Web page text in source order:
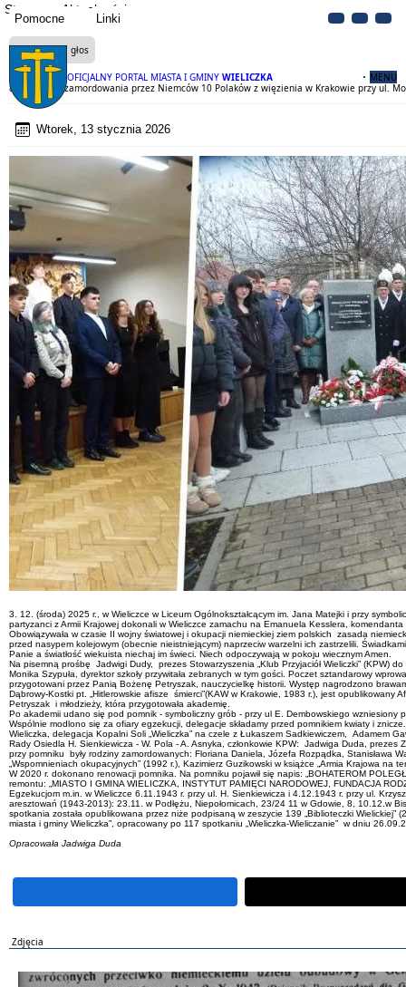
Pomocne Linki
OFICJALNY PORTAL MIASTA I GMINY WIELICZKA MENU
Strona Aktualności
Czytaj na głos
82. rocznica zamordowania przez Niemców 10 Polaków z więzienia w Krakowie przy ul.
Wtorek, 13 stycznia 2026
3. 12. (środa) 2025 r., w Wieliczce w Liceum Ogólnokształcącym im. Jana Matejki i przy
partyzanci z Armii Krajowej dokonali w Wieliczce zamachu na Emanuela Kesslera,
Obowiązywała w czasie II wojny światowej i okupacji niemieckiej ziem polskich zasada
przed nasypem kolejowym (obecnie nieistniejącym) naprzeciw warzelni ich zastrzelili.
Panie a światłość wiekuista niechaj im świeci. Niech odpoczywają w pokoju wiecznym Amen.
Na pisemną prośbę Jadwigi Dudy, prezes Stowarzyszenia „Klub Przyjaciół Wieliczki” (KPW)
Monika Szypuła, dyrektor szkoły przywitała zebranych w tym gości. Poczet sztandarowy
przygotowani przez Panią Bożenę Petryszak, nauczycielkę historii. Występ nagrodzono
Dąbrowy-Kostki pt. „Hitlerowskie afisze śmierci”(KAW w Krakowie, 1983 r.), jest
Petryszak i młodzieży, która przygotowała akademię.
Po akademii udano się pod pomnik - symboliczny grób - przy ul E. Dembowskiego wzniesiony
Wspólnie modlono się za ofiary egzekucji, delegacje składamy przed pomnikiem kwiaty i
Wieliczka, delegacja Kopalni Soli „Wieliczka” na czele z Łukaszem Sadkiewiczem, Adamem
Rady Osiedla H. Sienkiewicza - W. Pola - A. Asnyka, członkowie KPW: Jadwiga Duda,
przy pomniku były rodziny zamordowanych: Floriana Daniela, Józefa Rozpądka, Stanisława
„Wspomnieniach okupacyjnych” (1992 r.), Kazimierz Guzikowski w książce „Armia Krajowa na
W 2020 r. dokonano renowacji pomnika. Na pomniku pojawił się napis: „BOHATEROM
remontu: „MIASTO I GMINA WIELICZKA, INSTYTUT PAMIĘCI NARODOWEJ, FUNDACJA
Egzekucjom m.in. w Wieliczce 6.11.1943 r. przy ul. H. Sienkiewicza i 4.12.1943 r. przy ul.
aresztowań (1943-2013): 23.11. w Podłężu, Niepołomicach, 23/24 11 w Gdowie, 8, 10.12.w
spotkania została opublikowana przez niże podpisaną w zeszycie 139 „Biblioteczki
miasta i gminy Wieliczka”, opracowany po 117 spotkaniu „Wieliczka-Wieliczanie” w dniu
Opracowała Jadwiga Duda
Zdjęcia